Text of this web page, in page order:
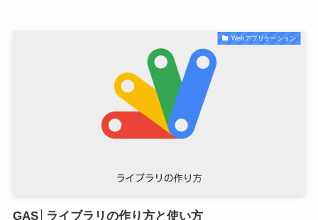
Webアプリケーション
GAS│ライブラリの作り方と使い方